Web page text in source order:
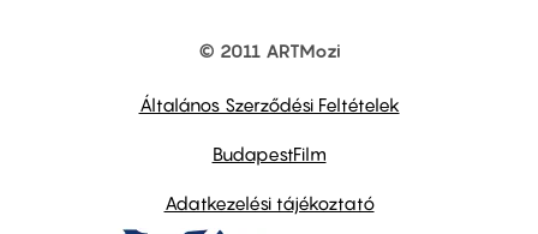
© 2011 ARTMozi
Általános Szerződési Feltételek
BudapestFilm
Adatkezelési tájékoztató